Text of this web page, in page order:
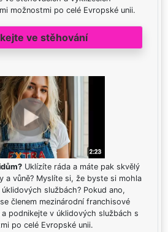
možnostmi po celé Evropské unii.
ve stěhování
Uklízíte ráda a máte pak skvělý
a vůně? Myslíte si, že byste si mohla
službách? Pokud ano,
členem mezinárodní franchisové
a podnikejte v úklidových službách s
po celé Evropské unii.